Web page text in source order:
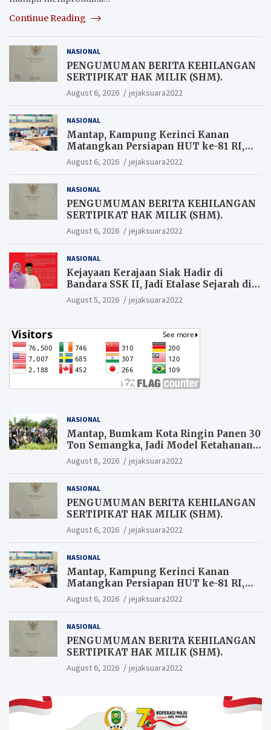
Continue Reading
NASIONAL
PENGUMUMAN BERITA KEHILANGAN
SERTIPIKAT HAK MILIK (SHM).
August 6, 2026 jejaksuara2022
NASIONAL
Mantap, Kampung Kerinci Kanan
Matangkan Persiapan HUT ke-81 RI,
Warga yang ikut Upacara
Berkesempatan Raih Hadiah
August 6, 2026 jejaksuara2022
NASIONAL
PENGUMUMAN BERITA KEHILANGAN
SERTIPIKAT HAK MILIK (SHM).
August 6, 2026 jejaksuara2022
NASIONAL
Kejayaan Kerajaan Siak Hadir di
Bandara SSK II, Jadi Etalase Sejarah di
Gerbang Riau
August 5, 2026 jejaksuara2022
NASIONAL
Mantap, Bumkam Kota Ringin Panen 30
Ton Semangka, Jadi Model Ketahanan
Pangan Siak.
August 8, 2026 jejaksuara2022
NASIONAL
PENGUMUMAN BERITA KEHILANGAN
SERTIPIKAT HAK MILIK (SHM).
August 6, 2026 jejaksuara2022
NASIONAL
Mantap, Kampung Kerinci Kanan
Matangkan Persiapan HUT ke-81 RI,
Warga yang ikut Upacara
Berkesempatan Raih Hadiah
August 6, 2026 jejaksuara2022
NASIONAL
PENGUMUMAN BERITA KEHILANGAN
SERTIPIKAT HAK MILIK (SHM).
August 6, 2026 jejaksuara2022